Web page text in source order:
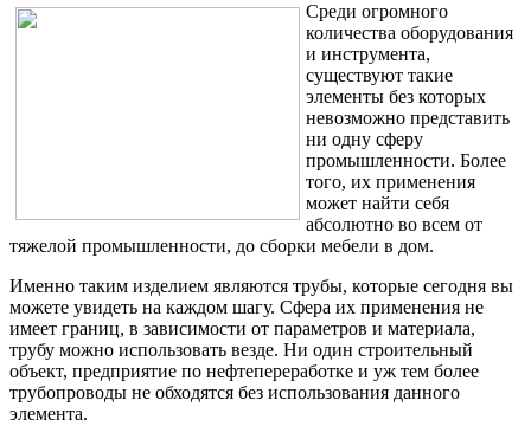
Среди огромного
количества оборудования
и инструмента,
существуют такие
элементы без которых
невозможно представить
ни одну сферу
промышленности. Более
того, их применения
может найти себя
абсолютно во всем от
тяжелой промышленности, до сборки мебели в дом.
Именно таким изделием являются трубы, которые сегодня вы
можете увидеть на каждом шагу. Сфера их применения не
имеет границ, в зависимости от параметров и материала,
трубу можно использовать везде. Ни один строительный
объект, предприятие по нефтепереработке и уж тем более
трубопроводы не обходятся без использования данного
элемента.